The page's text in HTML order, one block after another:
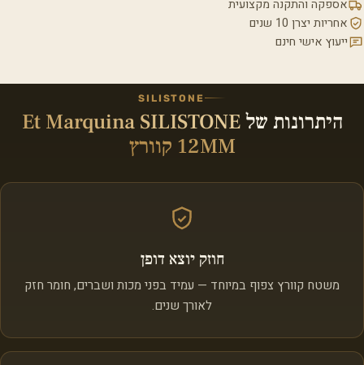
אספקה והתקנה מקצועית
אחריות יצרן 10 שנים
ייעוץ אישי חינם
SILISTONE
היתרונות שלEt Marquina SILISTONE
12MM קוורץ
חוזק יוצא דופן
משטח קוורץ צפוף במיוחד — עמיד בפני מכות ושברים, חומר חזק
לאורך שנים.